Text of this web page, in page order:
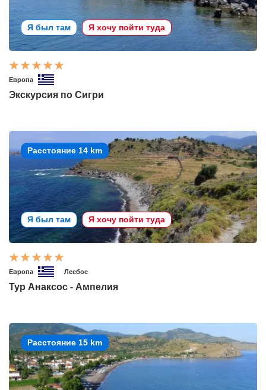
Я был там Я хочу пойти туда
Европа
Экскурсия по Сигри
Расстояние 14 km
Я был там Я хочу пойти туда
Европа Лесбос
Тур Анаксос - Ампелия
Расстояние 15 km